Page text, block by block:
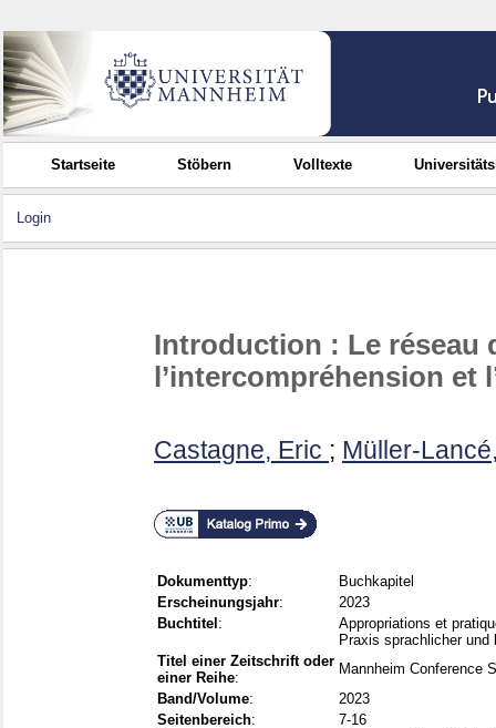
Startseite Stöbern Volltexte
Login
Introduction : Le réseau
l’intercompréhension et
Castagne, Eric ; Müller-
Dokumenttyp:
Buchkapitel
Erscheinungsjahr:
2023
Buchtitel :
Appropriations et
Praxis sprachlicher
Titel einer Zeitschrift oder
einer Reihe:
Mannheim Conference
Band/Volume:
2023
Seitenbereich:
7-16